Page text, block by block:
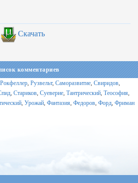
Скачать
комментариев
Рокфеллер Рузвельт, Саморазвитие Свиридов
Стариков Суеверие Тантрический Теософия
Урожай Фантазия Федоров Форд Фриман